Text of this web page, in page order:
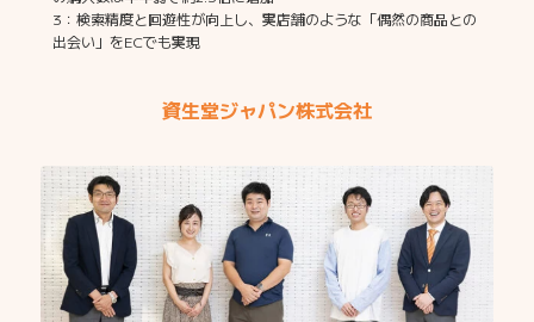
3：検索精度と回遊性が向上し、実店舗のような「偶然の商品との
出会い」をECでも実現
資生堂ジャパン株式会社